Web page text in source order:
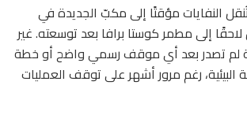
النفايات مؤقتًا إلى مكبّ الجديدة في
إلى مطمر كوستا برافا بعد توسعته. غير
لم تصدر بعد أي موقف رسمي واضح أو خطة
البيئية، رغم مرور أشهر على توقف العمليات